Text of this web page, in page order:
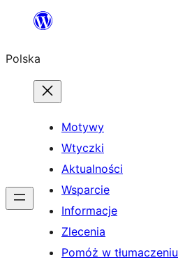
Przejdź
treści
Polska
Motywy
Wtyczki
Aktualności
Wsparcie
Informacje
Zlecenia
Pomóż w tłumaczeniu